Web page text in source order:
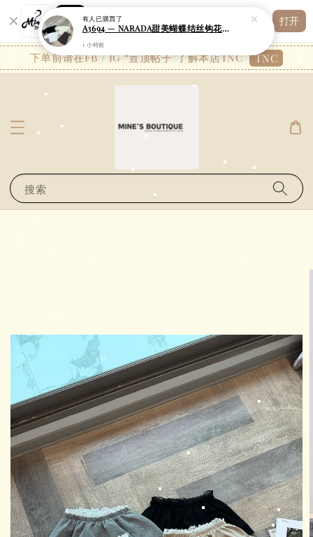
Shopping: 追踪您的订单
您信赖的商店
打开
下单前请在FB / IG “置顶帖子”了解本店TNC TNC
搜索
有人 已購買了
A3694 — NARADA甜美蝴蝶结丝钩花面料弹力一字肩上衣
1 小時前